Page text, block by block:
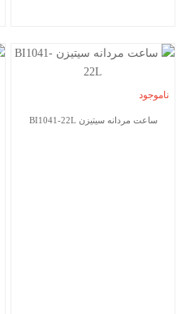
ناموجود
ساعت مردانه سیتیزن BI1041-22L